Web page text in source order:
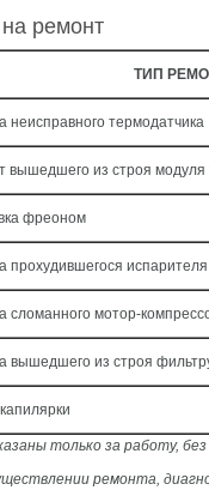
ремонт
ТИП
неисправного термодатчика
вышедшего из строя модуля
фреоном
прохудившегося
сломанного мотор-
вышедшего из строя
только за работу,
ремонта,